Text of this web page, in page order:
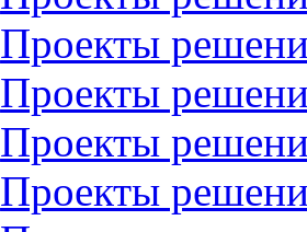
Проекты
Проекты
Проекты
Проекты